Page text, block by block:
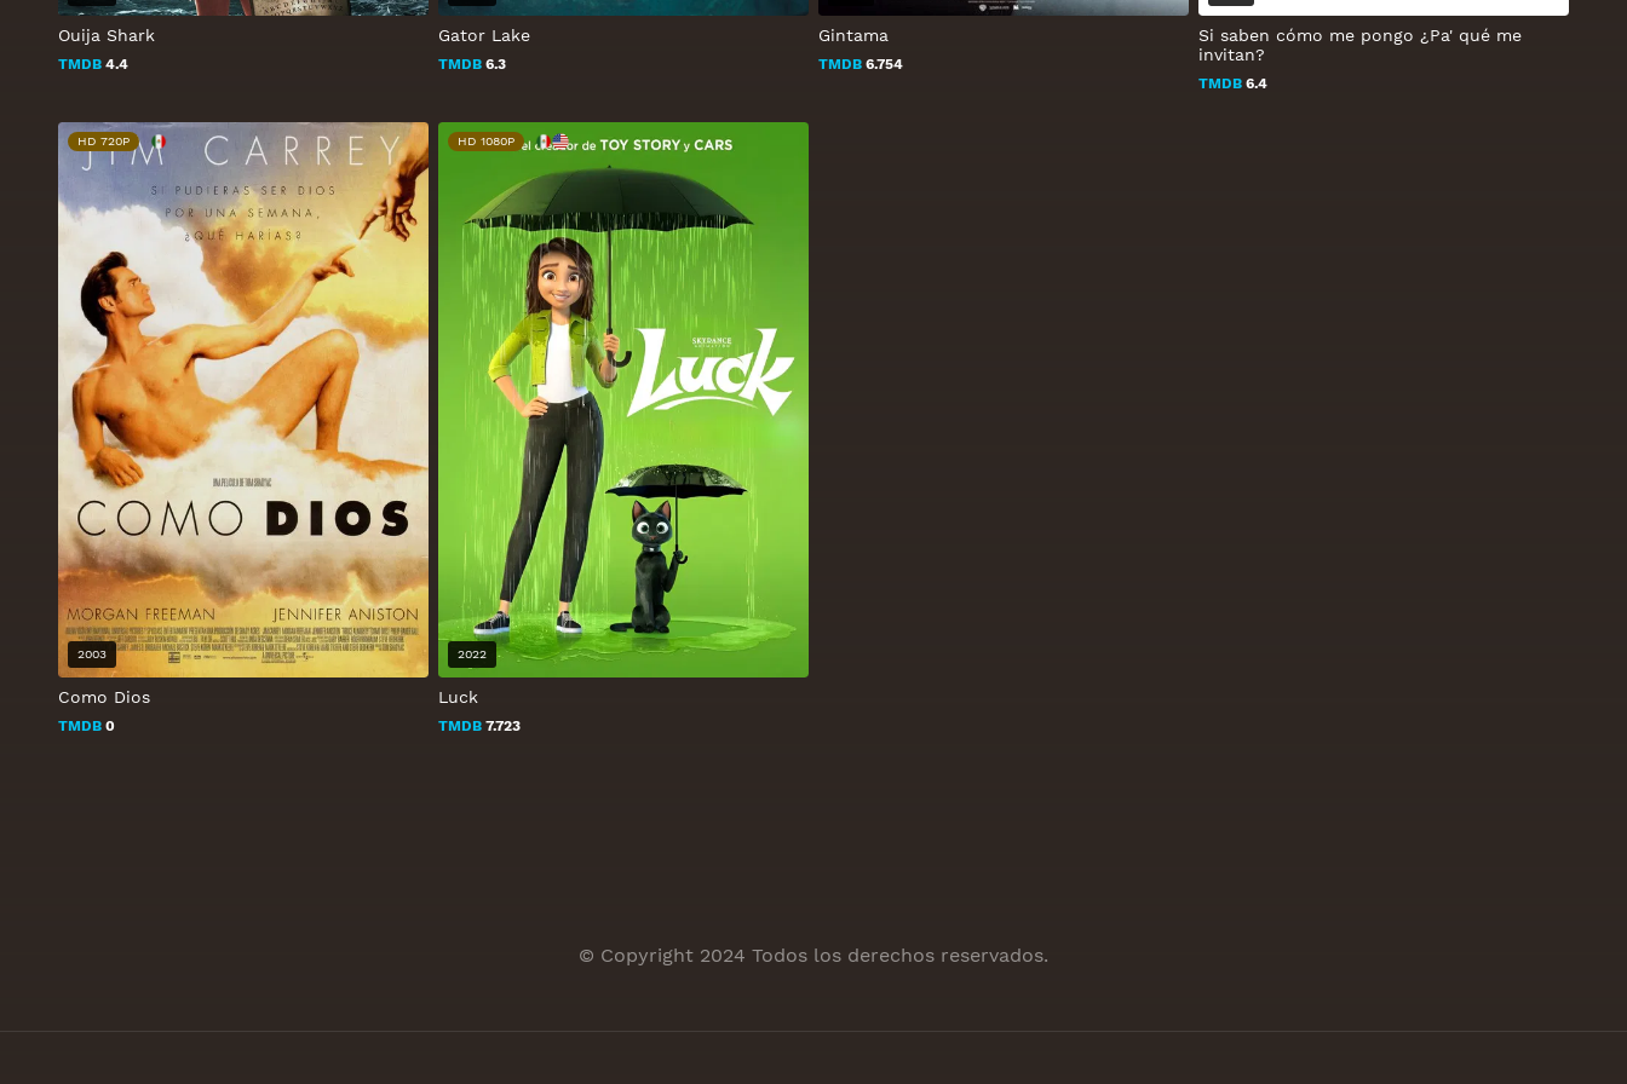
Ouija Shark
TMDB 4.4
Gator Lake
TMDB 6.3
Gintama
TMDB 6.754
Si saben cómo me pongo ¿Pa' qué me
invitan?
TMDB 6.4
Como Dios
TMDB 0
HD 720P
2003
Luck
TMDB 7.723
HD 1080P
2022
© Copyright 2024 Todos los derechos reservados.